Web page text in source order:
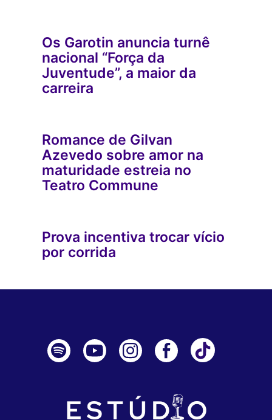
Os Garotin anuncia turnê
nacional “Força da
Juventude”, a maior da
carreira
Romance de Gilvan
Azevedo sobre amor na
maturidade estreia no
Teatro Commune
Prova incentiva trocar vício
por corrida